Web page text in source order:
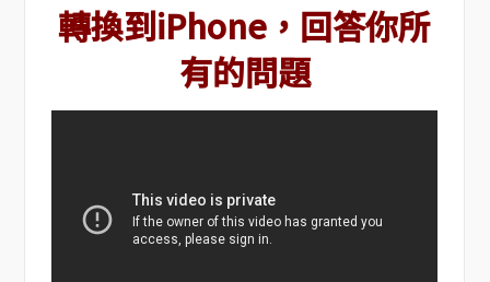
轉換到iPhone，回答你所
有的問題